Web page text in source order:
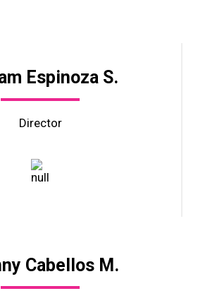
Espinoza S.
Director
Cabellos M.